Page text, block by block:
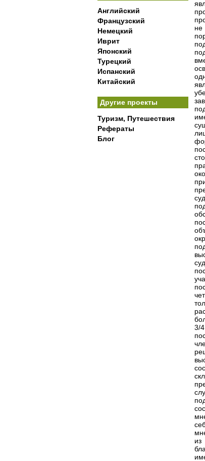
Английский
Французский
Немецкий
Иврит
Японский
Турецкий
Испанский
Китайский
Другие проекты
Туризм, Путешествия
Рефераты
Блог